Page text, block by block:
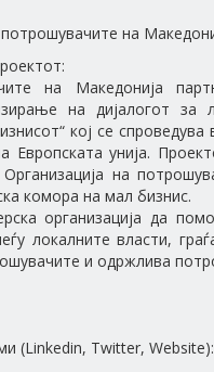
на
на Македонија
на дијалогот за
кој се
унија.
Организација на
комора на мал бизнис.
организација да
локалните власти,
и одржлива
(Linkedin, Twitter, Website):